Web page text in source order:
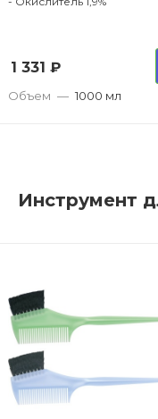
1 331 ₽
Объем — 1000 мл
Инструмент